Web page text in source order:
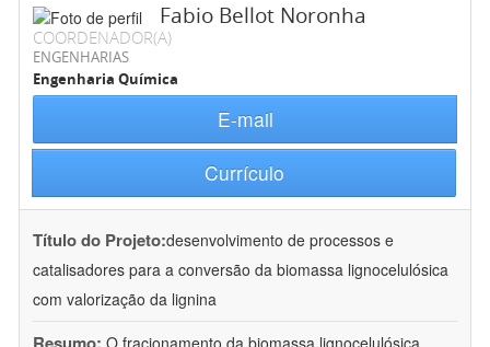
Fabio Bellot Noronha
COORDENADOR(A)
ENGENHARIAS
Engenharia Química
E-mail
Currículo
Título do Projeto:desenvolvimento de processos e
catalisadores para a conversão da biomassa lignocelulósica
com valorização da lignina